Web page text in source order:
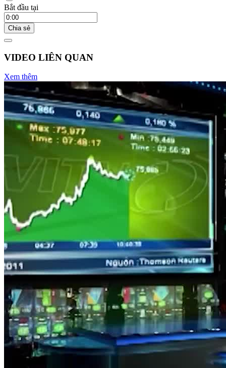
Bắt đầu tại
Chia sẻ
VIDEO LIÊN QUAN
Xem thêm